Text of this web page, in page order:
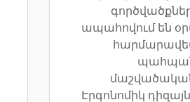
ապահովում են
Էրգոնոմիկ